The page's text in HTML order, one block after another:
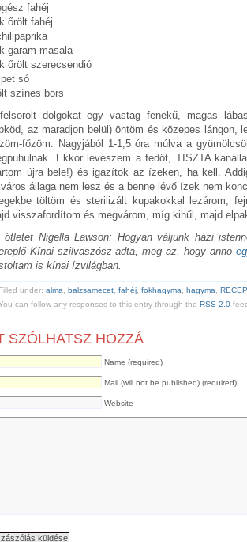
fahéj
őrölt fahéj
garam masala
őrölt szerecsendió
só
színes bors
dolgokat egy vastag fenekű, magas
az maradjon belül) öntöm és közepes lángon,
főzöm. Nagyjából 1-1,5 óra múlva a
Ekkor leveszem a fedőt, TISZTA
újra bele!) és igazítok az ízeken, ha kell.
állaga nem lesz és a benne lévő ízek nem
töltöm és sterilizált kupakokkal lezárom,
visszafordítom és megvárom, míg kihűl, majd
ötletet Nigella Lawson: Hogyan váljunk házi
Kínai szilvaszósz adta, meg az, hogy anno
is kínai ízvilágban.
Filled under: alma balzsamecet fahéj fokhagyma hagyma
can follow any responses to this entry through the RSS 2.0
SZÓLHATSZ HOZZÁ
Name (required)
Mail (will not be published) (required)
Website